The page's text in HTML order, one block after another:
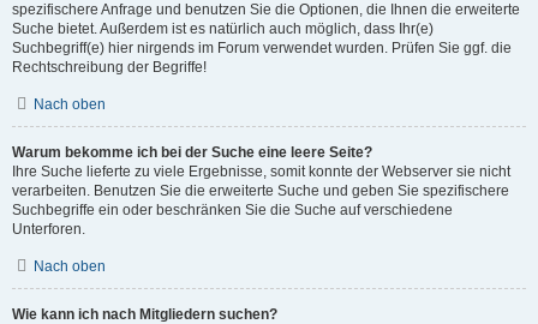
spezifischere Anfrage und benutzen Sie die Optionen, die Ihnen die erweiterte
Suche bietet. Außerdem ist es natürlich auch möglich, dass Ihr(e)
Suchbegriff(e) hier nirgends im Forum verwendet wurden. Prüfen Sie ggf. die
Rechtschreibung der Begriffe!
Nach oben
Warum bekomme ich bei der Suche eine leere Seite?
Ihre Suche lieferte zu viele Ergebnisse, somit konnte der Webserver sie nicht
verarbeiten. Benutzen Sie die erweiterte Suche und geben Sie spezifischere
Suchbegriffe ein oder beschränken Sie die Suche auf verschiedene
Unterforen.
Nach oben
Wie kann ich nach Mitgliedern suchen?